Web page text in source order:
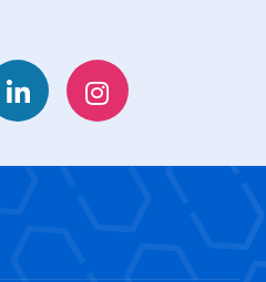
LinkedInInstagram